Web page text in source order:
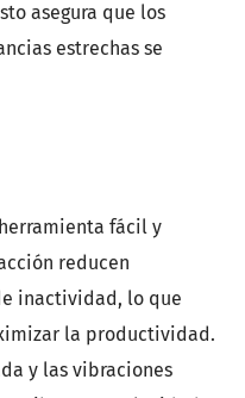
asegura que los
estrechas se
fácil y
reducen
inactividad, lo que
la productividad.
y las vibraciones